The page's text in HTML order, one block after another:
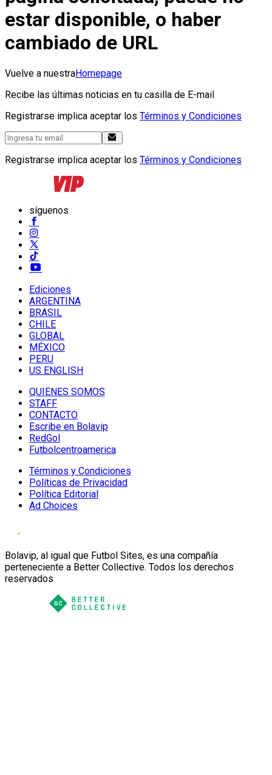
estar disponible, o haber
cambiado de URL
Vuelve a nuestraHomepage
Recibe las últimas noticias en tu casilla de E-mail
Registrarse implica aceptar los Términos y Condiciones
Registrarse implica aceptar los Términos y Condiciones
síguenos
Ediciones
ARGENTINA
BRASIL
CHILE
GLOBAL
MÉXICO
PERU
US ENGLISH
QUIENES SOMOS
STAFF
CONTACTO
Escribe en Bolavip
RedGol
Futbolcentroamerica
Términos y Condiciones
Políticas de Privacidad
Política Editorial
Ad Choices
Bolavip, al igual que Futbol Sites, es una compañía
perteneciente a Better Collective. Todos los derechos
reservados